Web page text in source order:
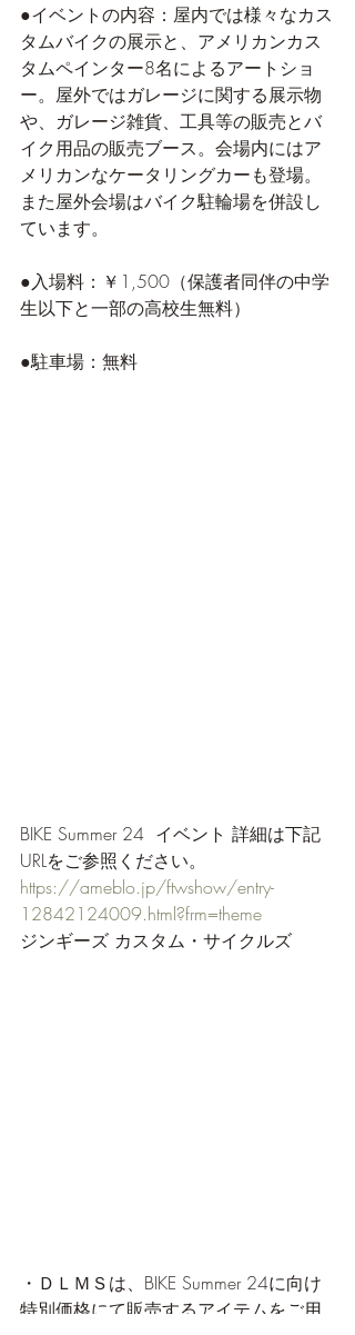
●イベントの内容：屋内では様々なカス
タムバイクの展示と、アメリカンカス
タムペインター8名によるアートショ
ー。屋外ではガレージに関する展示物
や、ガレージ雑貨、工具等の販売とバ
イク用品の販売ブース。会場内にはア
メリカンなケータリングカーも登場。
また屋外会場はバイク駐輪場を併設し
ています。
●入場料：￥1,500（保護者同伴の中学
生以下と一部の高校生無料）
●駐車場：無料
BIKE Summer 24  イベント 詳細は下記
URLをご参照ください。
https://ameblo.jp/ftwshow/entry-
12842124009.html?frm=theme
ジンギーズ カスタム・サイクルズ
・ＤＬＭＳは、BIKE Summer 24に向け
特別価格にて販売するアイテムをご用